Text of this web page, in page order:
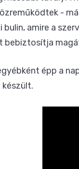
-
bulin, amire a
bebiztosítja
épp a